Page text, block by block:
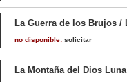
La Guerra de los Brujos /
no disponible: solicitar
La Montaña del Dios